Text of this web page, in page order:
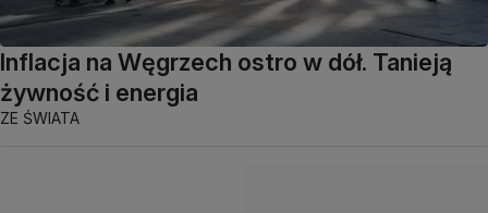
Inflacja na Węgrzech ostro w dół. Tanieją
żywność i energia
ZE ŚWIATA